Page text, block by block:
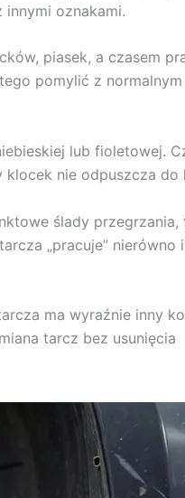
oznakami.
piasek, a czasem
pomylić z normalnym
lub fioletowej.
klocek nie odpuszcza do
ślady przegrzania,
„pracuje” nierówno i
ma wyraźnie inny
tarcz bez usunięcia